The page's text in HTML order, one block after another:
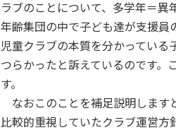
ラブのことについて、多学年＝
年齢集団の中で子ども達が支援員
児童クラブの本質を分かっている
つらかったと訴えているのです。
す。
なおこのことを補足説明します
比較的重視していたクラブ運営